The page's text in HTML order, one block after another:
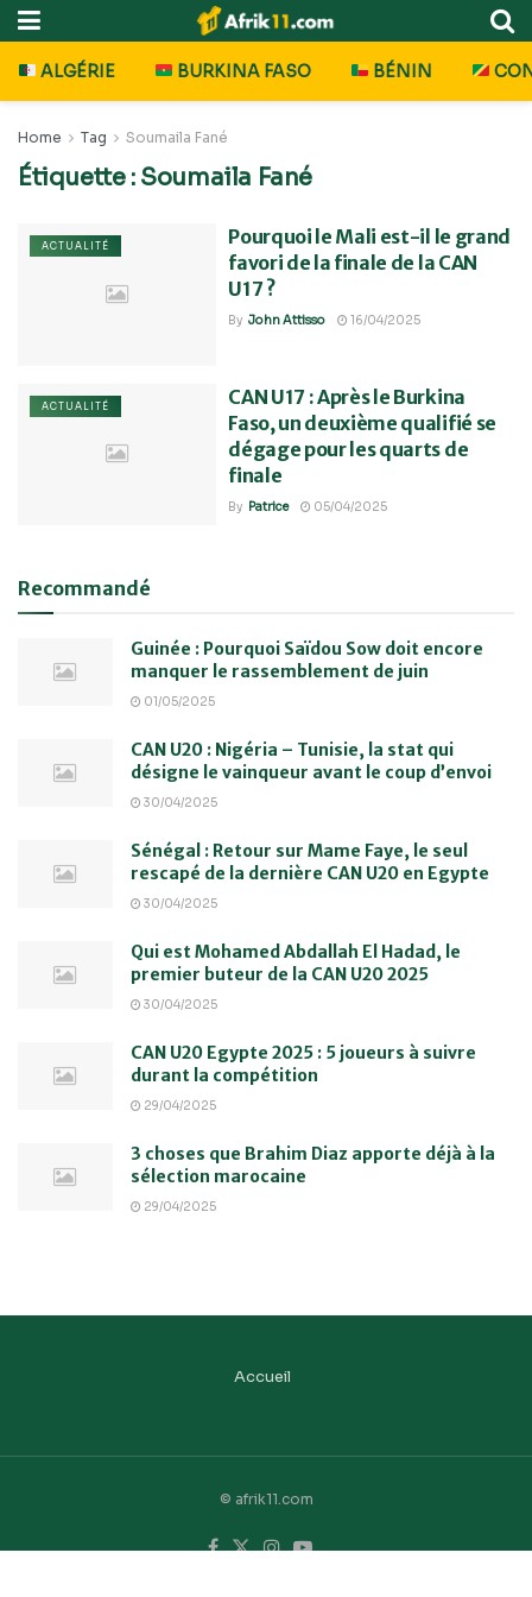
ALGÉRIE BURKINA FASO BÉNIN
Home Tag Soumaila Fané
Étiquette : Soumaila Fané
ACTUALITÉ
Pourquoi le Mali est-il le grand
favori de la finale de la CAN
U17 ?
By John Attisso 16/04/2025
ACTUALITÉ
CAN U17 : Après le Burkina
Faso, un deuxième qualifié se
dégage pour les quarts de
finale
By Patrice 05/04/2025
Recommandé
Guinée : Pourquoi Saïdou Sow doit encore
manquer le rassemblement de juin
01/05/2025
CAN U20 : Nigéria – Tunisie, la stat qui
désigne le vainqueur avant le coup d’envoi
30/04/2025
Sénégal : Retour sur Mame Faye, le seul
rescapé de la dernière CAN U20 en Egypte
30/04/2025
Qui est Mohamed Abdallah El Hadad, le
premier buteur de la CAN U20 2025
30/04/2025
CAN U20 Egypte 2025 : 5 joueurs à suivre
durant la compétition
29/04/2025
3 choses que Brahim Diaz apporte déjà à la
sélection marocaine
29/04/2025
Accueil
© afrik11.com